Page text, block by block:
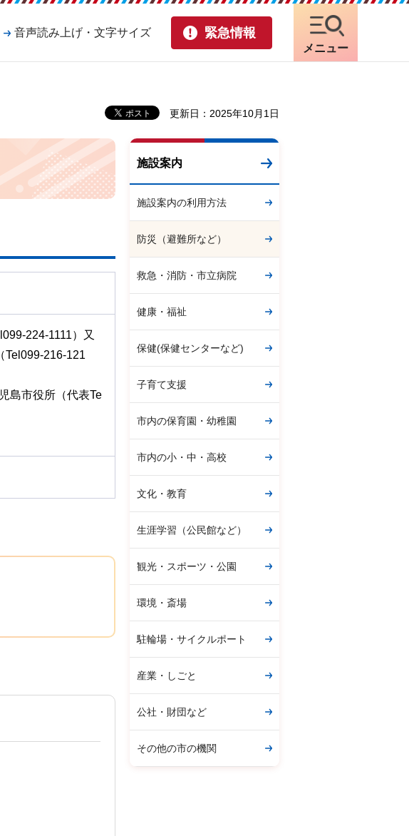
音声読み上げ・文字サイズ 緊急情報
メニュー
更新日：2025年10月1日
224-1111）又
Tel099-216-121
島市役所（代表Te
施設案内
施設案内の利用方法
防災（避難所など）
救急・消防・市立病院
健康・福祉
保健(保健センターなど)
子育て支援
市内の保育園・幼稚園
市内の小・中・高校
文化・教育
生涯学習（公民館など）
観光・スポーツ・公園
環境・斎場
駐輪場・サイクルポート
産業・しごと
公社・財団など
その他の市の機関